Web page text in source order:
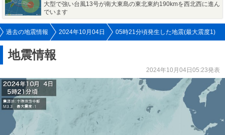
大型で強い台風13号が南大東島の東北東約190kmを西北西に進ん
でいます
過去の地震情報 2024年10月04日 05時21分頃発生した地震(最大震度1)
地震情報
2024年10月04日05:23発表